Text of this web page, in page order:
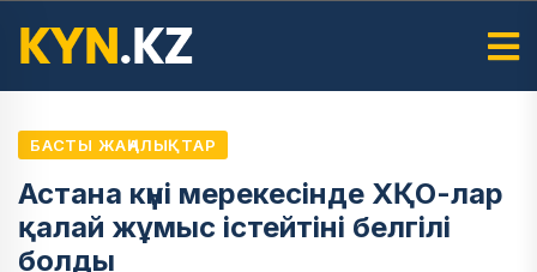
БАСТЫ ЖАҢАЛЫҚТАР
Астана күні мерекесінде ХҚО-лар
қалай жұмыс істейтіні белгілі
болды